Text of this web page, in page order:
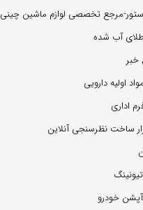
مرجع تخصصی لوازم ماشین چینی
آب شده
اولیه دارویی
اداری
ساخت نظرسنجی آنلاین
خودرو